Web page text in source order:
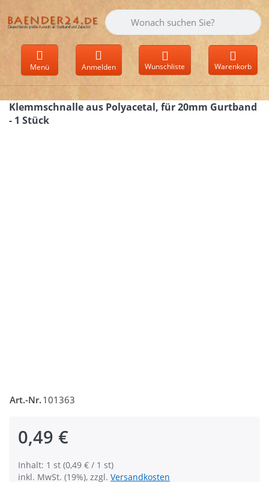
Geben Sie einen Suchbegriff ein.
Menü Anmelden Wunschliste Warenkorb
Klemmschnalle aus Polyacetal, für 20mm Gurtband
- 1 Stück
Art.-Nr. 101363
0,49 €
Inhalt: 1 st (0,49 € / 1 st)
inkl. MwSt. (19%), zzgl. Versandkosten